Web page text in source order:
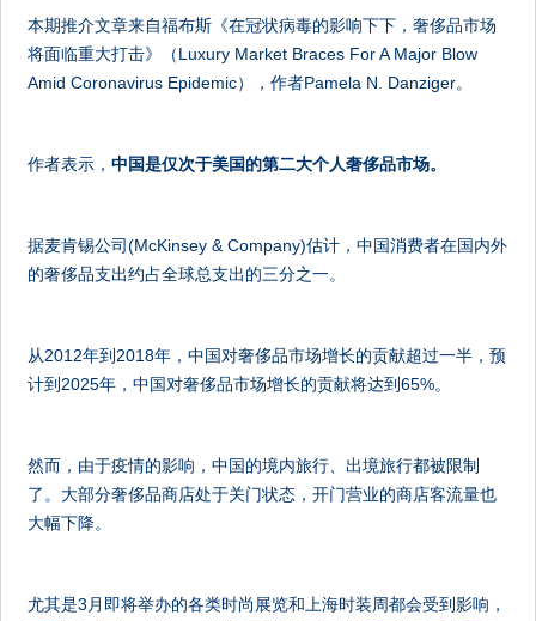
本期推介文章来自福布斯《在冠状病毒的影响下下，奢侈品市场
将面临重大打击》（Luxury Market Braces For A Major Blow
Amid Coronavirus Epidemic），作者Pamela N. Danziger。
作者表示，中国是仅次于美国的第二大个人奢侈品市场。
据麦肯锡公司(McKinsey & Company)估计，中国消费者在国内外
的奢侈品支出约占全球总支出的三分之一。
从2012年到2018年，中国对奢侈品市场增长的贡献超过一半，预
计到2025年，中国对奢侈品市场增长的贡献将达到65%。
然而，由于疫情的影响，中国的境内旅行、出境旅行都被限制
了。大部分奢侈品商店处于关门状态，开门营业的商店客流量也
大幅下降。
尤其是3月即将举办的各类时尚展览和上海时装周都会受到影响，